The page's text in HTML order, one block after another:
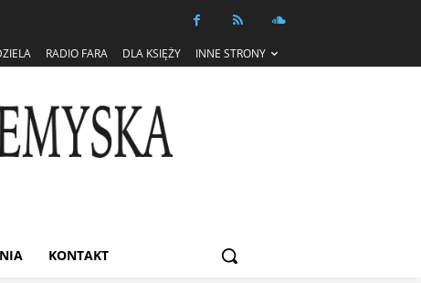
RADIO FARA DLA KSIĘŻY INNE STRONY
KONTAKT